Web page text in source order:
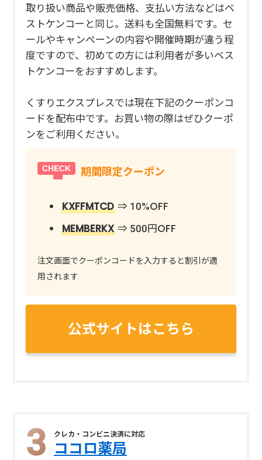
取り扱い商品や販売価格、支払い方法などはベ
ストケンコーと同じ。送料も全国無料です。セ
ールやキャンペーンの内容や開催時期が違う程
度ですので、初めての方には利用者が多いベス
トケンコーをおすすめします。
くすりエクスプレスでは現在下記のクーポンコ
ードを配布中です。お買い物の際はぜひクーポ
ンをご利用ください。
期間限定クーポン
KXFFMTCD ⇒ 10%OFF
MEMBERKX ⇒ 500円OFF
注文画面でクーポンコードを入力すると割引が適
用されます
公式サイトはこちら
クレカ・コンビニ決済に対応
ココロ薬局